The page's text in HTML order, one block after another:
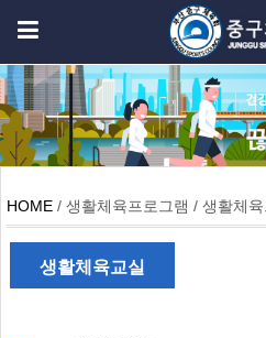
HOME / 생활체육프로그램 / 생활체
생활체육교실